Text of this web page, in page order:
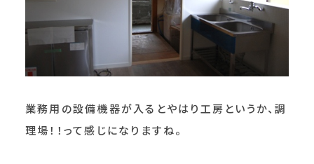
業務用の設備機器が入るとやはり工房というか、調
理場！！って感じになりますね。